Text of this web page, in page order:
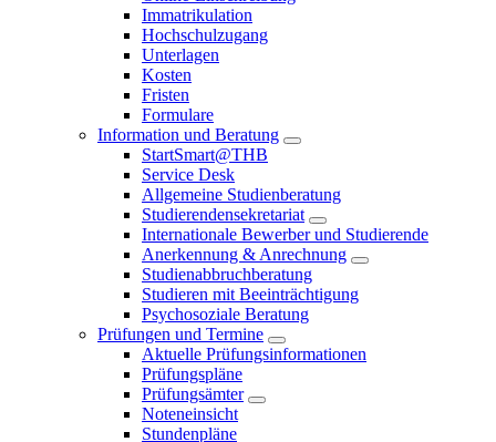
Immatrikulation
Hochschulzugang
Unterlagen
Kosten
Fristen
Formulare
Information und Beratung
StartSmart@THB
Service Desk
Allgemeine Studienberatung
Studierendensekretariat
Internationale Bewerber und Studierende
Anerkennung & Anrechnung
Studienabbruchberatung
Studieren mit Beeinträchtigung
Psychosoziale Beratung
Prüfungen und Termine
Aktuelle Prüfungsinformationen
Prüfungspläne
Prüfungsämter
Noteneinsicht
Stundenpläne